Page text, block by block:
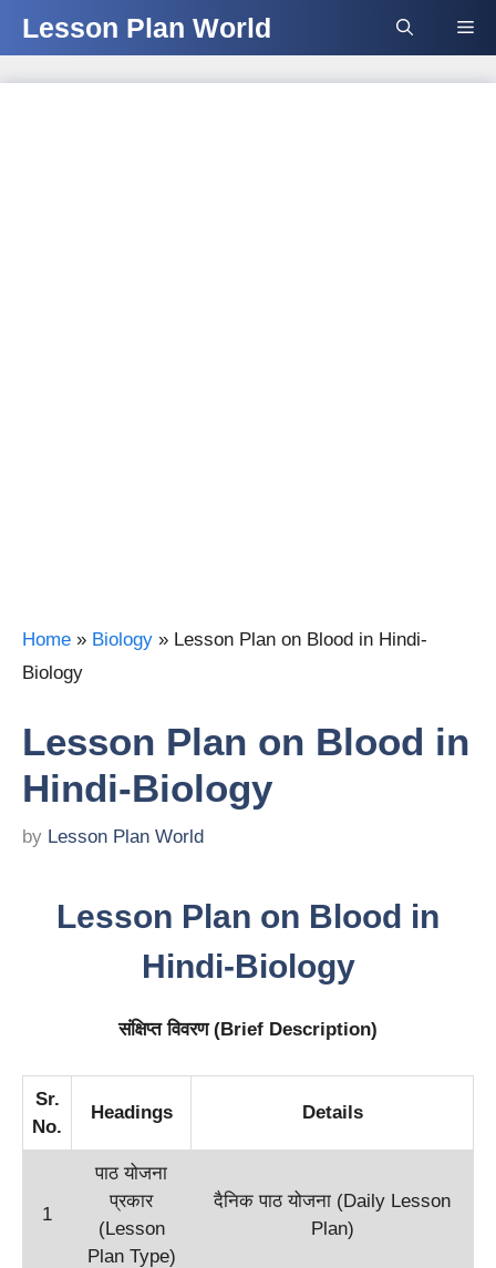
Lesson Plan World
Home » Biology » Lesson Plan on Blood in Hindi-
Biology
Lesson Plan on Blood in
Hindi-Biology
by Lesson Plan World
Lesson Plan on Blood in
Hindi-Biology
संक्षिप्त विवरण (Brief Description)
Sr.
No.
Headings Details
1
पाठ योजना
प्रकार
(Lesson
Plan Type)
दैनिक पाठ योजना (Daily Lesson
Plan)